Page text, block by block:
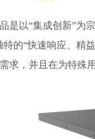
是以“集成创新”为
的“快速响应、精
求，并且在为特殊